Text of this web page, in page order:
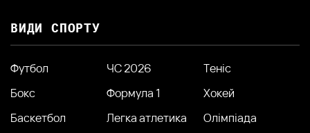
ВИДИ СПОРТУ
Футбол ЧС 2026
Теніс
Бокс
Формула 1
Хокей
Баскетбол
Легка атлетика
Олімпіада